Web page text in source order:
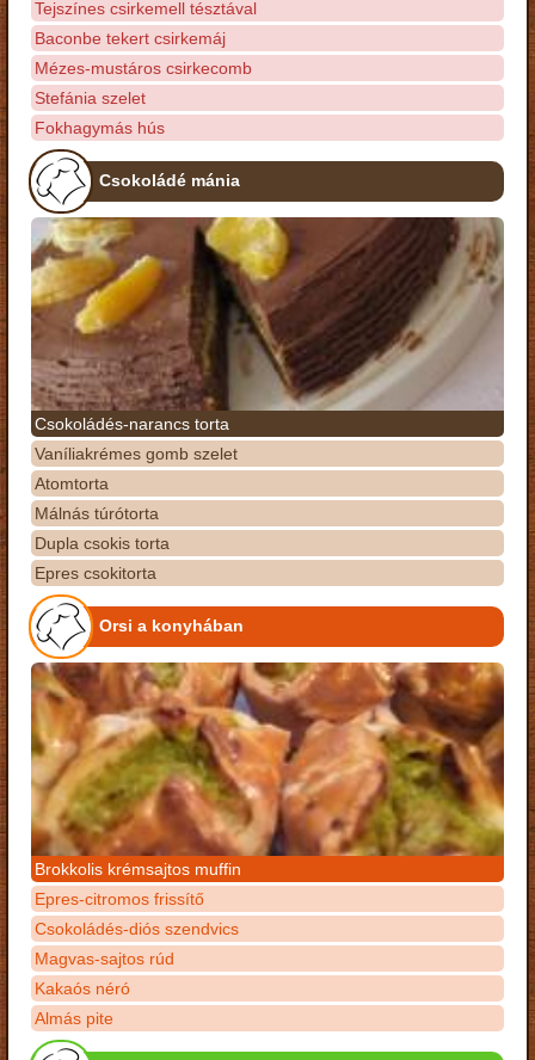
Tejszínes csirkemell tésztával
Baconbe tekert csirkemáj
Mézes-mustáros csirkecomb
Stefánia szelet
Fokhagymás hús
Csokoládé mánia
Csokoládés-narancs torta
Vaníliakrémes gomb szelet
Atomtorta
Málnás túrótorta
Dupla csokis torta
Epres csokitorta
Orsi a konyhában
Brokkolis krémsajtos muffin
Epres-citromos frissítő
Csokoládés-diós szendvics
Magvas-sajtos rúd
Kakaós néró
Almás pite